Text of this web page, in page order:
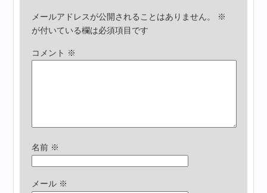
メールアドレスが公開されることはありません。
※
が付いている欄は必須項目です
コメント ※
名前 ※
メール ※